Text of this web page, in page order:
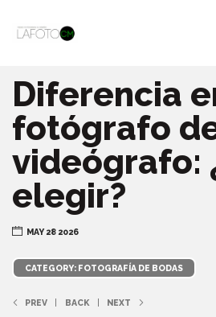
Diferencia
fotógrafo
videógrafo:
elegir?
MAY 28 2026
CATEGORY: FOTOGRAFÍA DE BODAS
PREV BACK NEXT